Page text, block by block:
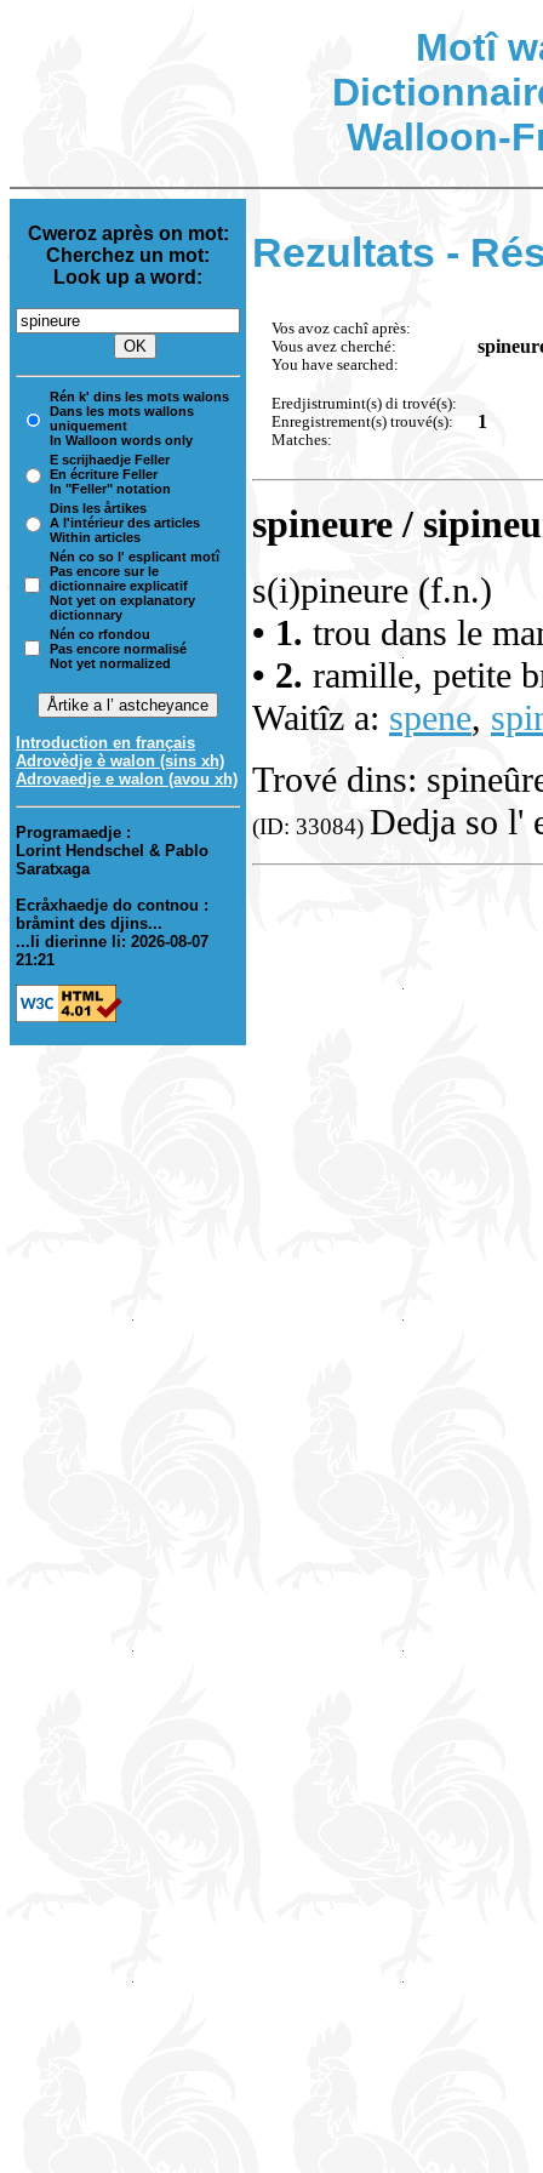
Motî
Walloon-
Cweroz après on mot:
Cherchez un mot:
Look up a word:
Rén k' dins les mots walons
Dans les mots wallons
uniquement
In Walloon words only
E scrijhaedje Feller
En écriture Feller
In "Feller" notation
Dins les årtikes
A l'intérieur des articles
Within articles
Nén co so l' esplicant motî
Pas encore sur le
dictionnaire explicatif
Not yet on explanatory
dictionnary
Nén co rfondou
Pas encore normalisé
Not yet normalized
Introduction en français
Adrovèdje è walon (sins xh)
Adrovaedje e walon (avou xh)
Programaedje :
Lorint Hendschel & Pablo
Saratxaga
Ecråxhaedje do contnou :
bråmint des djins...
...li dierinne li: 2026-08-07
21:21
Rezultats -
Vos avoz cachî après:
Vous avez cherché:
You have searched:
Eredjistrumint(s) di trové(s):
Enregistrement(s) trouvé(s):
Matches:
1
spineure /
s(i)pineure (f.n.)
• 1. trou dans le
• 2. ramille, petite
Waitîz a: spene,
Trové dins:
(ID: 33084) Dedja so l'